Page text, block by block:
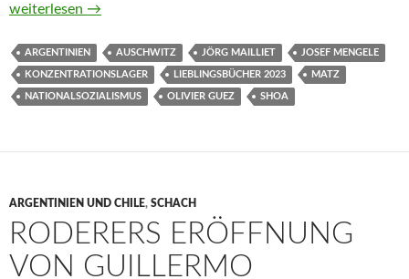
Das Verschwinden des Josef Mengele. Graphic Novel nach
weiterlesen →
ARGENTINIEN AUSCHWITZ JÖRG MAILLIET JOSEF MENGELE
KONZENTRATIONSLAGER LIEBLINGSBÜCHER 2023 MATZ
NATIONALSOZIALISMUS OLIVIER GUEZ SHOA
ARGENTINIEN UND CHILE, SCHACH
RODERERS ERÖFFNUNG
VON GUILLERMO